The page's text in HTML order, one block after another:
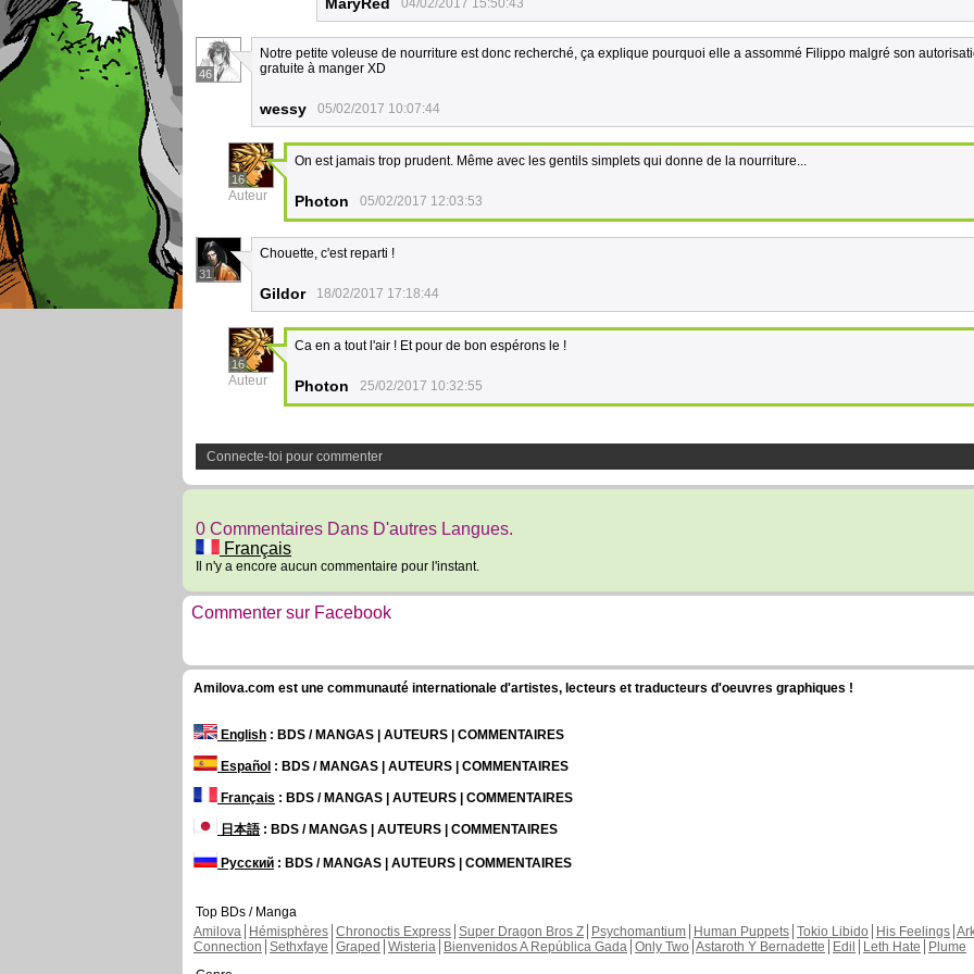
04/02/2017 15:50:43
46
Notre petite voleuse de nourriture est donc recherché, ça explique pourquoi elle a assommé Filippo malgré son
gratuite à manger XD
wessy 05/02/2017 10:07:44
16
Auteur
On est jamais trop prudent. Même avec les gentils simplets qui donne de la nourriture...
Photon 05/02/2017 12:03:53
31
Chouette, c'est reparti !
Gildor 18/02/2017 17:18:44
16
Auteur
Ca en a tout l'air ! Et pour de bon espérons le !
Photon 25/02/2017 10:32:55
Connecte-toi pour commenter
0 Commentaires Dans D'autres Langues.
Français
Il n'y a encore aucun commentaire pour l'instant.
Commenter sur Facebook
Amilova.com est une communauté internationale d'artistes, lecteurs et traducteurs d'oeuvres graphiques !
English : BDS / MANGAS | AUTEURS | COMMENTAIRES
Español : BDS / MANGAS | AUTEURS | COMMENTAIRES
Français : BDS / MANGAS | AUTEURS | COMMENTAIRES
日本語: BDS / MANGAS | AUTEURS | COMMENTAIRES
Русский : BDS / MANGAS | AUTEURS | COMMENTAIRES
Top BDs / Manga
Amilova
Hémisphères Chronoctis Express Super Dragon Bros Z Psychomantium Human Puppets Tokio Libido His Feelings
Connection Sethxfaye Graped Wisteria Bienvenidos A República Gada Only Two Astaroth Y Bernadette Edil Leth Hate
Plume